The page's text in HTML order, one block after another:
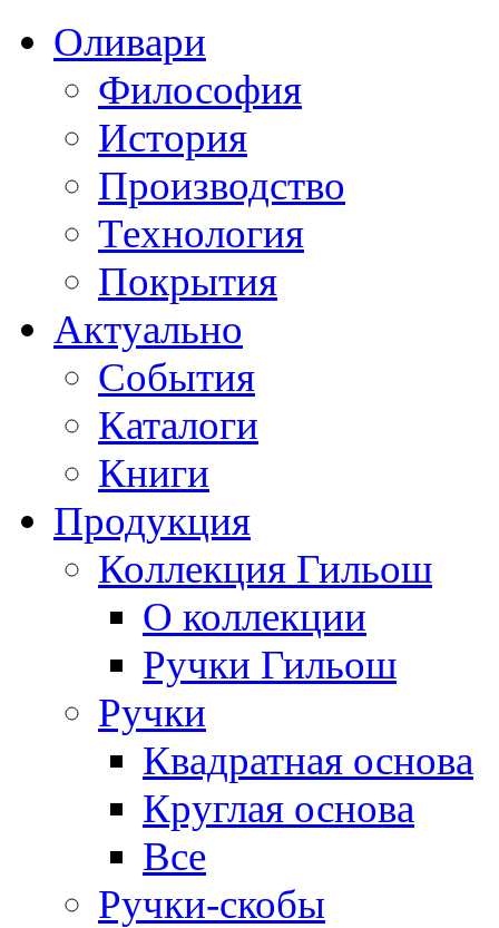
Оливари
Философия
История
Производство
Технология
Покрытия
Актуально
События
Каталоги
Книги
Продукция
Коллекция Гильош
О коллекции
Ручки Гильош
Ручки
Квадратная основа
Круглая основа
Все
Ручки-скобы